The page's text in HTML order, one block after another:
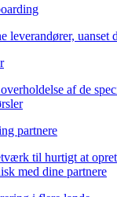
leverandører, uanset
af de
partnere
til hurtigt at
med dine partnere